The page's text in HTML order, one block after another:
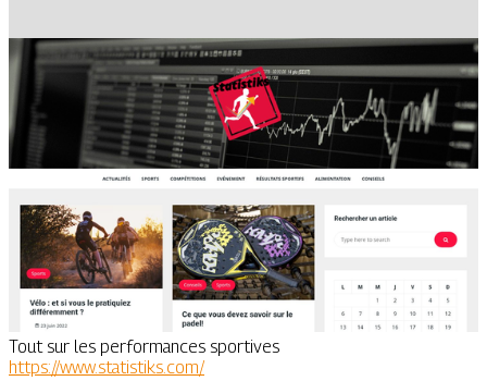
Tout sur les performances sportives
https://www.statistiks.com/